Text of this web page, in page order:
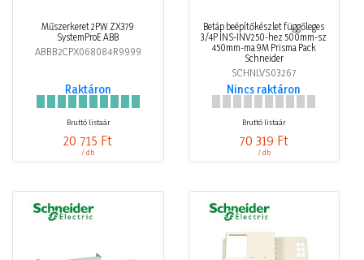
Műszerkeret 2PW ZX379
SystemProE ABB
ABBB2CPX068084R9999
Raktáron
Bruttó listaár
20 715 Ft
/ db
Betáp beépítőkészlet függőleges
3/4P INS-INV250-hez 500mm-sz
450mm-ma 9M Prisma Pack
Schneider
SCHNLVS03267
Nincs raktáron
Bruttó listaár
70 319 Ft
/ db